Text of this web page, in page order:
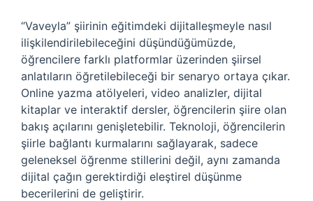
“Vaveyla” şiirinin eğitimdeki dijitalleşmeyle nasıl
ilişkilendirilebileceğini düşündüğümüzde,
öğrencilere farklı platformlar üzerinden şiirsel
anlatıların öğretilebileceği bir senaryo ortaya çıkar.
Online yazma atölyeleri, video analizler, dijital
kitaplar ve interaktif dersler, öğrencilerin şiire olan
bakış açılarını genişletebilir. Teknoloji, öğrencilerin
şiirle bağlantı kurmalarını sağlayarak, sadece
geleneksel öğrenme stillerini değil, aynı zamanda
dijital çağın gerektirdiği eleştirel düşünme
becerilerini de geliştirir.